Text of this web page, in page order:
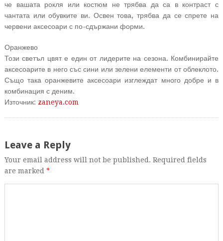
че вашата рокля или костюм не трябва да са в контраст с
чантата или обувките ви. Освен това, трябва да се спрете на
червени аксесоари с по-сдържани форми.
Оранжево
Този светъл цвят е един от лидерите на сезона. Комбинирайте
аксесоарите в него със сини или зелени елементи от облеклото.
Също така оранжевите аксесоари изглеждат много добре и в
комбинация с деним.
Източник: zaneya.com
Leave a Reply
Your email address will not be published. Required fields
are marked *